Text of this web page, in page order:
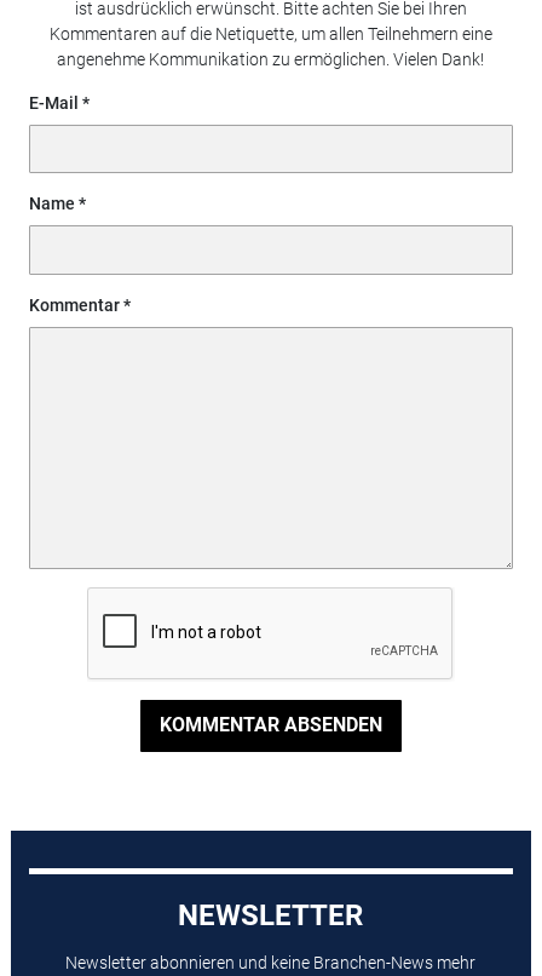
ist ausdrücklich erwünscht. Bitte achten Sie bei Ihren
Kommentaren auf die Netiquette, um allen Teilnehmern eine
angenehme Kommunikation zu ermöglichen. Vielen Dank!
E-Mail
Name
Kommentar
KOMMENTAR ABSENDEN
NEWSLETTER
Newsletter abonnieren und keine Branchen-News mehr